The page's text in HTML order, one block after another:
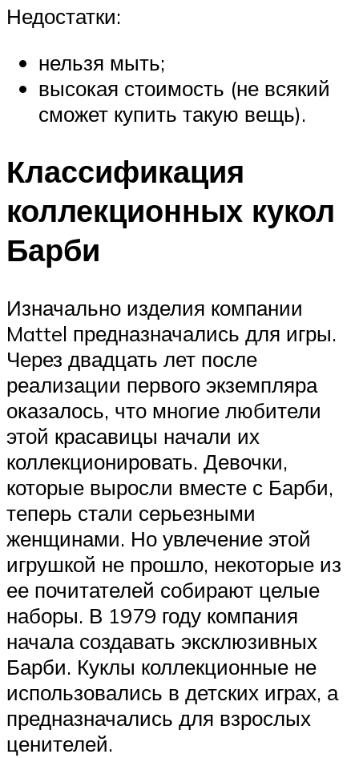
Недостатки:
нельзя мыть;
высокая стоимость (не всякий
сможет купить такую вещь).
Классификация
коллекционных кукол
Барби
Изначально изделия компании
Mattel предназначались для игры.
Через двадцать лет после
реализации первого экземпляра
оказалось, что многие любители
этой красавицы начали их
коллекционировать. Девочки,
которые выросли вместе с Барби,
теперь стали серьезными
женщинами. Но увлечение этой
игрушкой не прошло, некоторые из
ее почитателей собирают целые
наборы. В 1979 году компания
начала создавать эксклюзивных
Барби. Куклы коллекционные не
использовались в детских играх, а
предназначались для взрослых
ценителей.